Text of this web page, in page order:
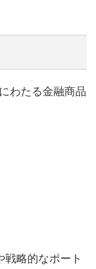
わたる金融商品
戦略的なポート